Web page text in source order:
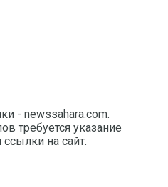
- newssahara.com.
требуется указание
на сайт.